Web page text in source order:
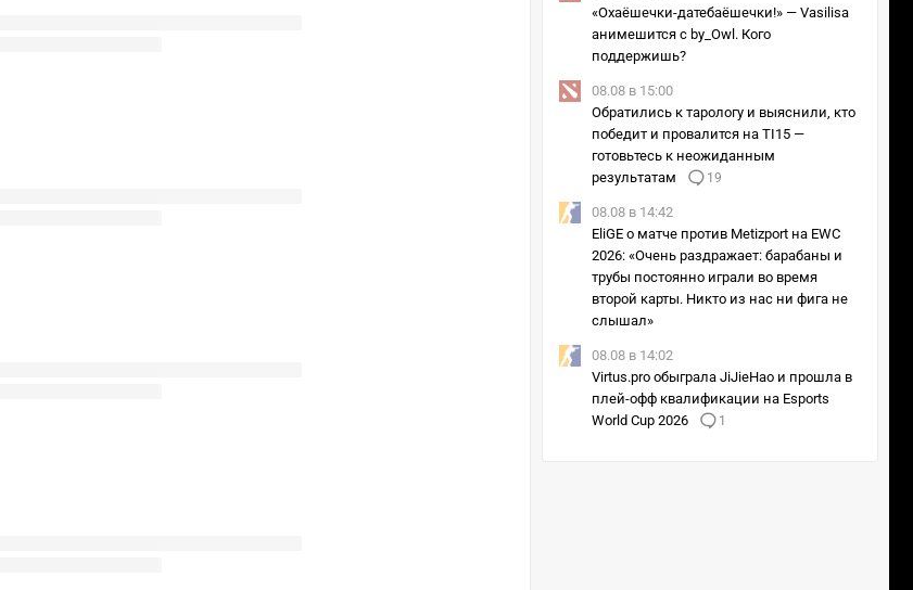
«Охаёшечки-датебаёшечки!» — Vasilisa
анимешится с by_Owl. Кого
поддержишь?
08.08 в 15:00
Обратились к тарологу и выяснили, кто
победит и провалится на TI15 —
готовьтесь к неожиданным
результатам
19
08.08 в 14:42
EliGE о матче против Metizport на EWC
2026: «Очень раздражает: барабаны и
трубы постоянно играли во время
второй карты. Никто из нас ни фига не
слышал»
08.08 в 14:02
Virtus.pro обыграла JiJieHao и прошла в
плей-офф квалификации на Esports
World Cup 2026
1